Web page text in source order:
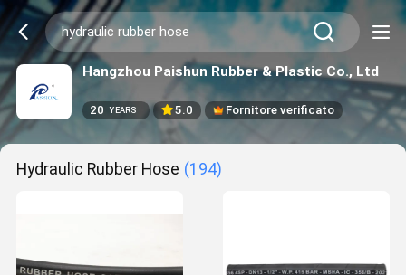
Hangzhou Paishun Rubber & Plastic Co., Ltd
20 YEARS 5.0 Fornitore verificato
Hydraulic Rubber Hose (194)